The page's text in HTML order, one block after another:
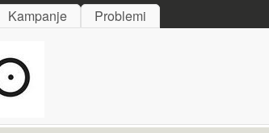
Skip to main content
Kampanje Problemi